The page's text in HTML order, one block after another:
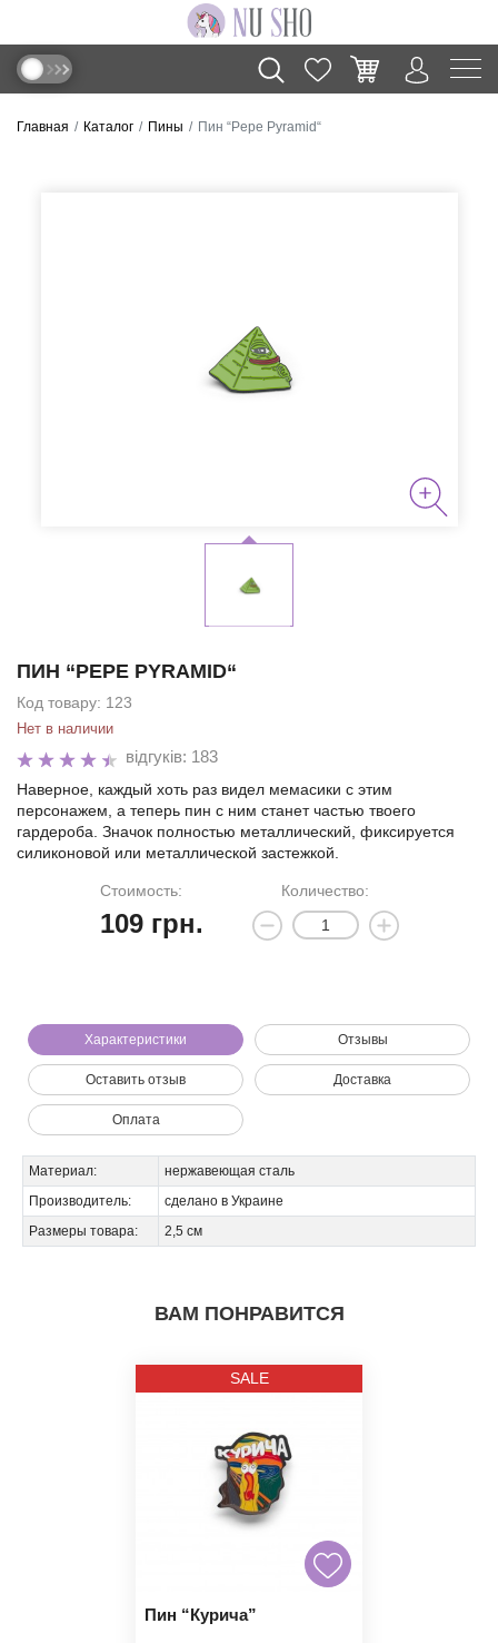
Главная Каталог Пины Пин “Pepe Pyramid“
ПИН “PEPE PYRAMID“
Код товару: 123
Нет в наличии
відгуків: 183
Наверное, каждый хоть раз видел мемасики с этим
персонажем, а теперь пин с ним станет частью твоего
гардероба. Значок полностью металлический, фиксируется
силиконовой или металлической застежкой.
Стоимость:
109грн.
Количество:
Характеристики Отзывы
Оставить отзыв Доставка
Оплата
Материал:
нержавеющая сталь
Производитель:
сделано в Украине
Размеры товара:
2,5 см
ВАМ ПОНРАВИТСЯ
SALE
Пин “Курича”
Мы позвоним вам на номер: